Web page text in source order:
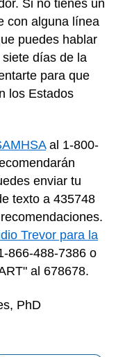
Si no tienes un
con alguna línea
puedes hablar
días de la
para que
los Estados
al 1-800-
enviar tu
texto a 435748
Trevor para la
866-488-7386 o
al 678678.
PhD